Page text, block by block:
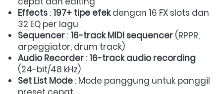
Effects : 197+ tipe efek dengan 16 FX slots dan
32 EQ per lagu
Sequencer : 16-track MIDI sequencer (RPPR,
arpeggiator, drum track)
Audio Recorder : 16-track audio recording
(24-bit/48 kHz)
Set List Mode : Mode panggung untuk panggil